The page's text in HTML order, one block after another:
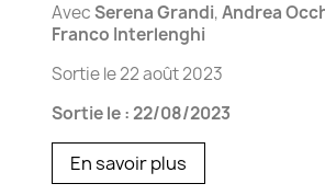
AvecSerena Grandi,Andrea
Franco Interlenghi
Sortie le 22 août 2023
Sortie le : 22/08/2023
En savoir plus